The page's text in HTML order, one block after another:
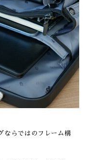
ならではのフレーム構